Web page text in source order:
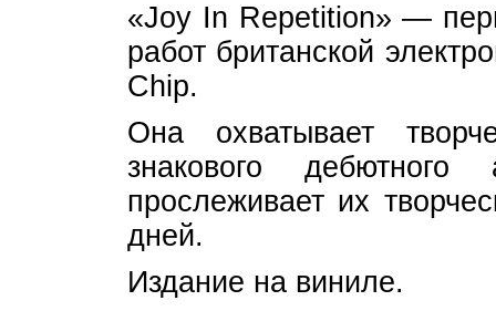
«Joy In Repetition» —
работ британской
Chip.
Она охватывает
знакового
прослеживает их
дней.
Издание на виниле.